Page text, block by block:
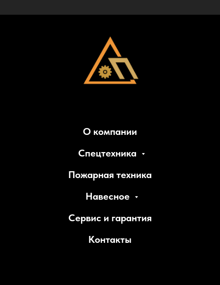
О компании
Спецтехника
Пожарная техника
Навесное
Сервис и гарантия
Контакты